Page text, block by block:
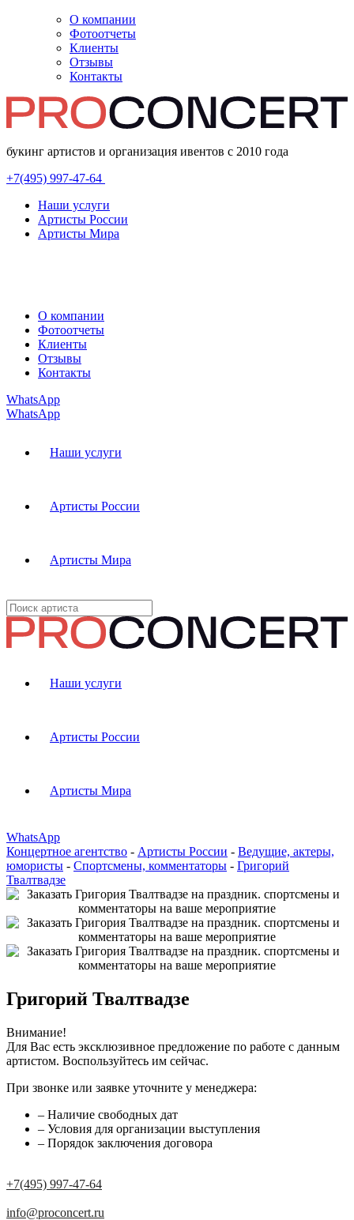
О компании
Фотоотчеты
Клиенты
Отзывы
Контакты
букинг артистов и организация ивентов с 2010 года
+7(495) 997-47-64
Наши услуги
Артисты России
Артисты Мира
О компании
Фотоотчеты
Клиенты
Отзывы
Контакты
WhatsApp
WhatsApp
Наши услуги
Артисты России
Артисты Мира
Наши услуги
Артисты России
Артисты Мира
WhatsApp
Концертное агентство - Артисты России - Ведущие, актеры,
юмористы - Спортсмены, комментаторы - Григорий
Твалтвадзе
Григорий Твалтвадзе
Внимание!
Для Вас есть эксклюзивное предложение по работе с данным
артистом. Воспользуйтесь им сейчас.
При звонке или заявке уточните у менеджера:
– Наличие свободных дат
– Условия для организации выступления
– Порядок заключения договора
+7(495) 997-47-64
info@proconcert.ru